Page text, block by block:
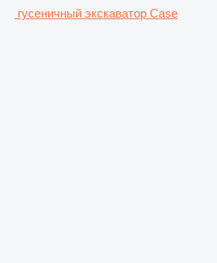
гусеничный экскаватор Case